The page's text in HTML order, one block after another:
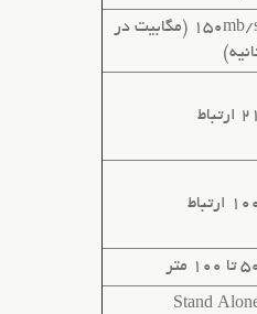
150mb/s (مگابیت در
21 ارتباط
ارتباط
100 متر
Stand